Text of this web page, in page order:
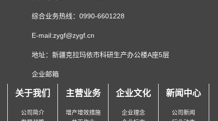
综合业务热线：0990-6601228
E-mail:zygf@zygf.cn
地址：新疆克拉玛依市科研生产办公楼A座5层
企业邮箱
关于我们
公司简介
主营业务
增产增效措施
企业文化
企业理念
新闻中心
公司新闻